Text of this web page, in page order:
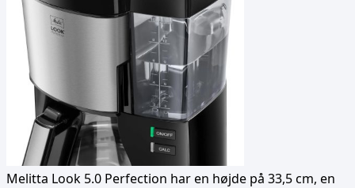
Melitta Look 5.0 Perfection har en højde på 33,5 cm, en